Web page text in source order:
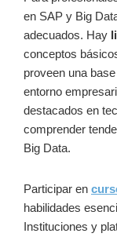
en SAP y Big
adecuados. Hay
conceptos
proveen una
entorno
destacados en
comprender
Big Data.
Participar en
habilidades
Instituciones y